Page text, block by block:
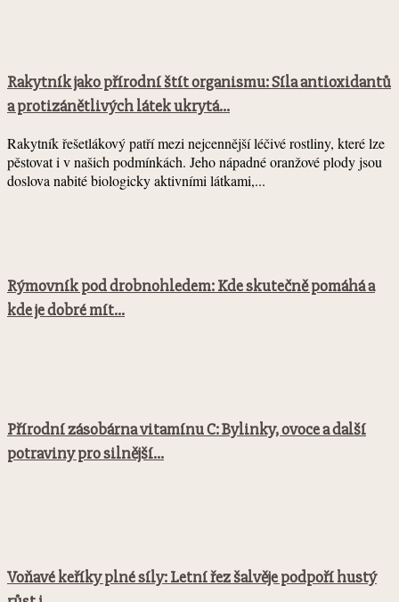
Rakytník jako přírodní štít organismu: Síla antioxidantů
a protizánětlivých látek ukrytá...
Rakytník řešetlákový patří mezi nejcennější léčivé rostliny, které lze
pěstovat i v našich podmínkách. Jeho nápadné oranžové plody jsou
doslova nabité biologicky aktivními látkami,...
Rýmovník pod drobnohledem: Kde skutečně pomáhá a
kde je dobré mít...
Přírodní zásobárna vitamínu C: Bylinky, ovoce a další
potraviny pro silnější...
Voňavé keříky plné síly: Letní řez šalvěje podpoří hustý